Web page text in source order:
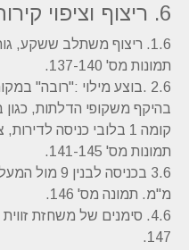
6. ריצוף וציפוי קירות:
1.6. ריצוף משתלב ששקע,
תמונות מס' 137-140.
2.6 .בוצע מילוי :"רובה"
בהיקף משקופי הדלתות, כגון
קומה 1 בלובי כניסה
תמונות מס' 141-145.
מ"מ. תמונה מס' 146.
4.6. סימנים של משחזת
147.